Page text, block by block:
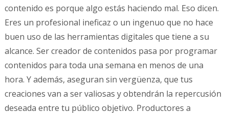
contenido es porque algo estás haciendo mal. Eso dicen.
Eres un profesional ineficaz o un ingenuo que no hace
buen uso de las herramientas digitales que tiene a su
alcance. Ser creador de contenidos pasa por programar
contenidos para toda una semana en menos de una
hora. Y además, aseguran sin vergüenza, que tus
creaciones van a ser valiosas y obtendrán la repercusión
deseada entre tu público objetivo. Productores a